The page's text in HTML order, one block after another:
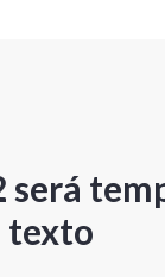
será
texto